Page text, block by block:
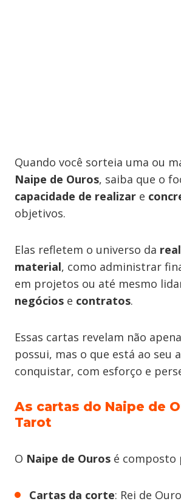
Quando você sorteia uma ou
Naipe de Ouros, saiba que o
capacidade de realizar e
objetivos.
Elas refletem o universo da
material, como administrar
em projetos ou até mesmo
negócios e contratos.
Essas cartas revelam não
possui, mas o que está ao seu
conquistar, com esforço e
As cartas do Naipe de
Tarot
O Naipe de Ouros é composto
Cartas da corte: Rei de